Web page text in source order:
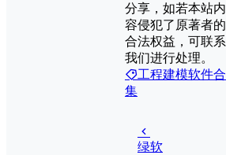
分享，如若本站内
容侵犯了原著者的
合法权益，可联系
我们进行处理。
工程建模软件合
集
绿软